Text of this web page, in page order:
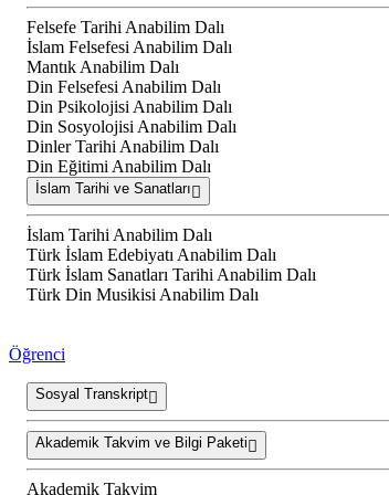
Felsefe Tarihi Anabilim Dalı
İslam Felsefesi Anabilim Dalı
Mantık Anabilim Dalı
Din Felsefesi Anabilim Dalı
Din Psikolojisi Anabilim Dalı
Din Sosyolojisi Anabilim Dalı
Dinler Tarihi Anabilim Dalı
Din Eğitimi Anabilim Dalı
İslam Tarihi ve Sanatları
İslam Tarihi Anabilim Dalı
Türk İslam Edebiyatı Anabilim Dalı
Türk İslam Sanatları Tarihi Anabilim Dalı
Türk Din Musikisi Anabilim Dalı
Öğrenci
Sosyal Transkript
Akademik Takvim ve Bilgi Paketi
Akademik Takvim